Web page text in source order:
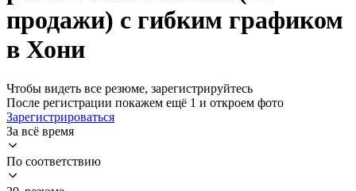
продажи) с гибким графиком
в Хони
Чтобы видеть все резюме, зарегистрируйтесь
После регистрации покажем ещё 1 и откроем фото
Зарегистрироваться
За всё время
По соответствию